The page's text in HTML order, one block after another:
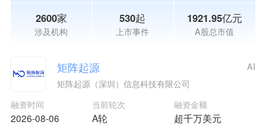
2600家
涉及机构
530起
上市事件
1921.95亿元
A股总市值
矩阵起源
矩阵起源（深圳）信息科技有限公司
融资时间
2026-08-06
当前轮次
A轮
融资金额
超千万美元
AI